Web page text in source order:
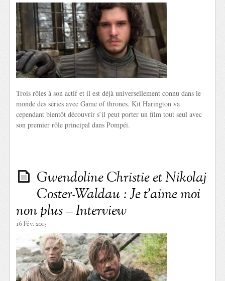
Trois rôles à son actif et il est déjà universellement connu dans le
monde des séries avec Game of thrones. Kit Harington va
cependant bientôt découvrir s’il peut porter un film tout seul avec
son premier rôle principal dans Pompéi.
Gwendoline Christie et Nikolaj
Coster-Waldau : Je t’aime moi
non plus – Interview
16 Fév. 2015